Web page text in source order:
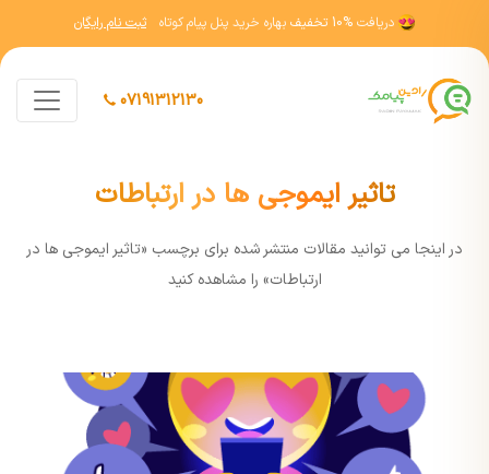
دریافت 10% تخفیف بهاره خرید پنل پیام کوتاه ثبت نام رایگان
07191312130
تاثیر ایموجی ها در ارتباطات
در اينجا مي توانيد مقالات منتشر شده برای برچسب «تاثیر ایموجی ها در
ارتباطات» را مشاهده کنيد